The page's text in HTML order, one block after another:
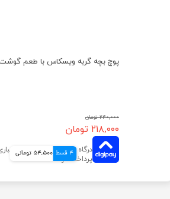
۲۴۰,۰۰۰ تومان
۲۱۸,۰۰۰ تومان
4 قسط 54,500 تومانی